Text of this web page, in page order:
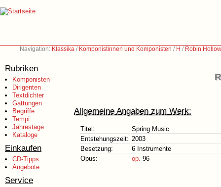
Navigation: Klassika / Komponistinnen und Komponisten / H / Robin
Rubriken
Komponisten
Dirigenten
Textdichter
Gattungen
Begriffe
Tempi
Jahrestage
Kataloge
Einkaufen
CD-Tipps
Angebote
Service
Allgemeine Angaben zum Werk:
Titel:
Spring Music
Entstehungszeit: 2003
Besetzung:
6 Instrumente
Opus:
op. 96